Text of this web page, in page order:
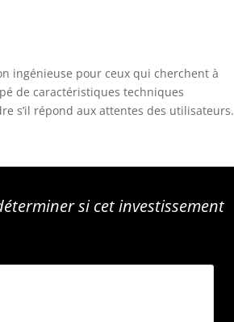
ingénieuse pour ceux qui cherchent à
de caractéristiques techniques
s’il répond aux attentes des utilisateurs.
si cet investissement